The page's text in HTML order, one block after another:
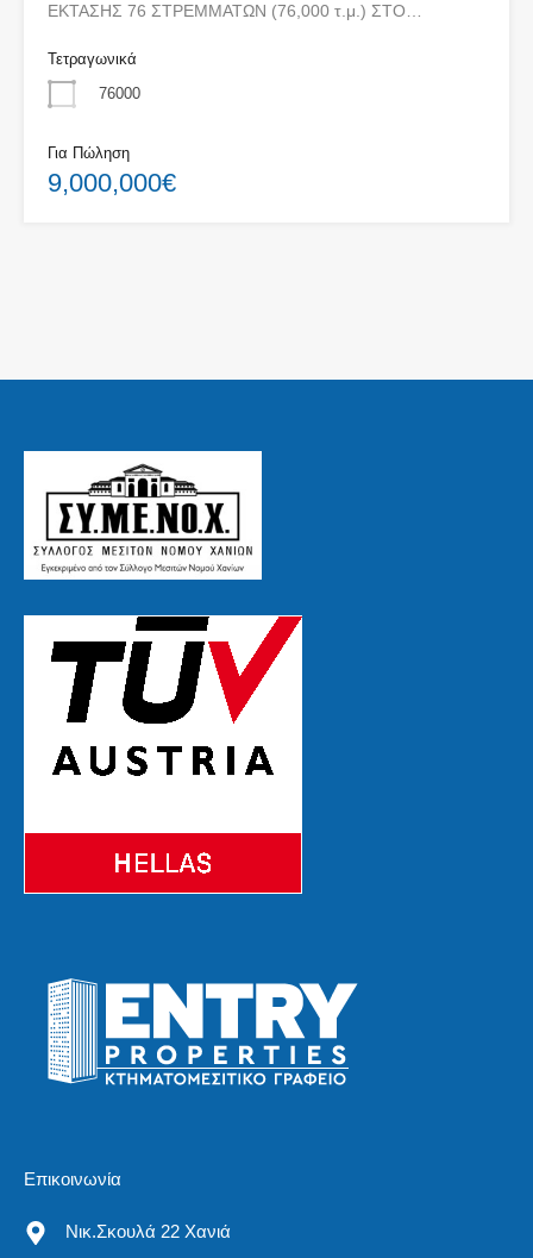
ΕΚΤΑΣΗΣ 76 ΣΤΡΕΜΜΑΤΩΝ (76,000 τ.μ.) ΣΤΟ…
Τετραγωνικά
76000
Για Πώληση
9,000,000€
Επικοινωνία
Νικ.Σκουλά 22 Χανιά